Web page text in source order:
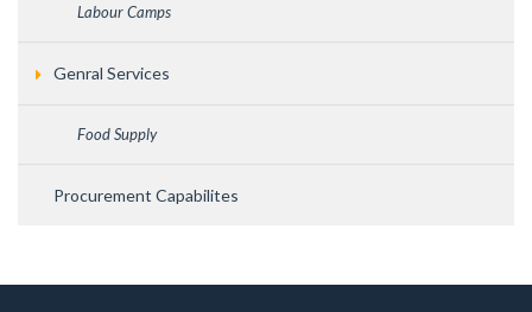
Labour Camps
Genral Services
Food Supply
Procurement Capabilites